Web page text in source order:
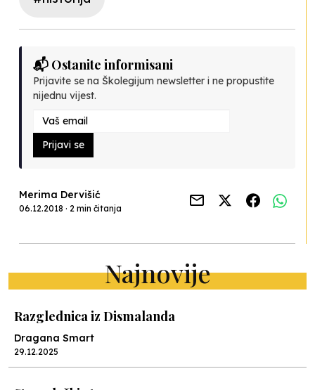
📬 Ostanite informisani
Prijavite se na Školegijum newsletter i ne propustite
nijednu vijest.
Prijavi se
Merima Dervišić
06.12.2018 · 2 min čitanja
Najnovije
Razglednica iz Dismalanda
Dragana Smart
29.12.2025